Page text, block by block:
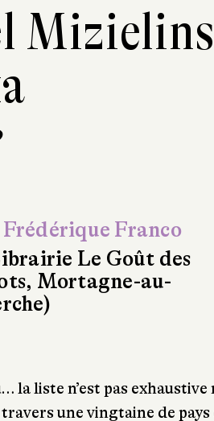
Franco
Le Goût des
Mortagne-au-
la liste n’est pas exhaustive
une vingtaine de pays